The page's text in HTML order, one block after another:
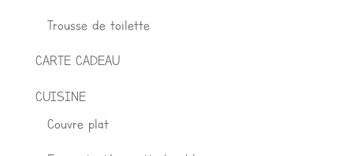
Trousse de toilette
CARTE CADEAU
CUISINE
Couvre plat